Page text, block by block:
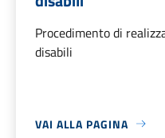
Procedimento di
disabili
VAI ALLA PAGINA